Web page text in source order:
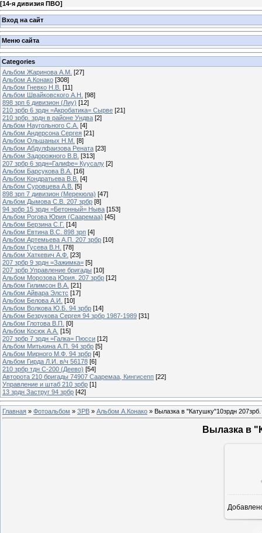
[14-я дивизия ПВО]
Вход на сайт
Меню сайта
Categories
Альбом Жаринова А.М. [27]
Альбом А.Конако [308]
Альбом Гневко Н.В. [11]
Альбом Швайковского А.Н. [98]
898 зрп 6 дивизион (Лиу) [12]
210 зрбр 6 зрдн =Акробатика= Сырве [21]
210 зрбр. зрдн в районе Ундва [2]
Альбом Наугольного С.А. [4]
Альбом Андерсона Сергея [21]
Альбом Ольшаных Н.М. [8]
Альбом Абдулфаизова Рената [23]
Альбом Задорожного В.В. [313]
207 зрбр 6 зрдн=Галифе= Куусалу [2]
Альбом Барсукова В.А. [16]
Альбом Кондратьева В.В. [4]
Альбом Суровцева А.В. [5]
898 зрп 7 дивизион (Мерекюла) [47]
Альбом Дымова С.В. 207 зрбр [8]
94 зрбр 15 зрдн =Бетонный= Ныва [153]
Альбом Рогова Юрия (Сааремаа) [45]
Альбом Берзина С.Г. [14]
Альбом Евтина В.С. 898 зрп [4]
Альбом Артемьева А.П. 207 зрбр [10]
Альбом Гусева В.Н. [78]
Альбом Хаткевич А.Ф. [23]
207 зрбр 9 зрдн =Зажимка= [5]
207 зрбр Управление бригады [10]
Альбом Морозова Юрия. 207 зрбр [12]
Альбом Гилимсон В.А. [21]
Альбом Айвара Элстс [17]
Альбом Белова А.И. [10]
Альбом Волкова Ю.Б. 94 зрбр [14]
Альбом Безрукова Сергея 94 зрбр 1987-1989 [31]
Альбом Глотова В.П. [0]
Альбом Косюк А.А. [15]
207 зрбр 7 зрдн =Галка= Пюсси [12]
Альбом Митькина А.П. 94 зрбр [5]
Альбом Мирного М.Ф. 94 зрбр [4]
Альбом Гирда Л.И. в/ч 56178 [6]
210 зрбр тдн С-200 (Деево) [54]
Авторота 210 бригады 74907 Сааремаа, Кингисепп [22]
Управление и штаб 210 зрбр [1]
13 зрдн Заструг 94 зрбр [42]
Главная » Фотоальбом » ЗРВ » Альбом А.Конако » Вылазка в "Катушку"10зрдн 207зрб.
Вылазка в